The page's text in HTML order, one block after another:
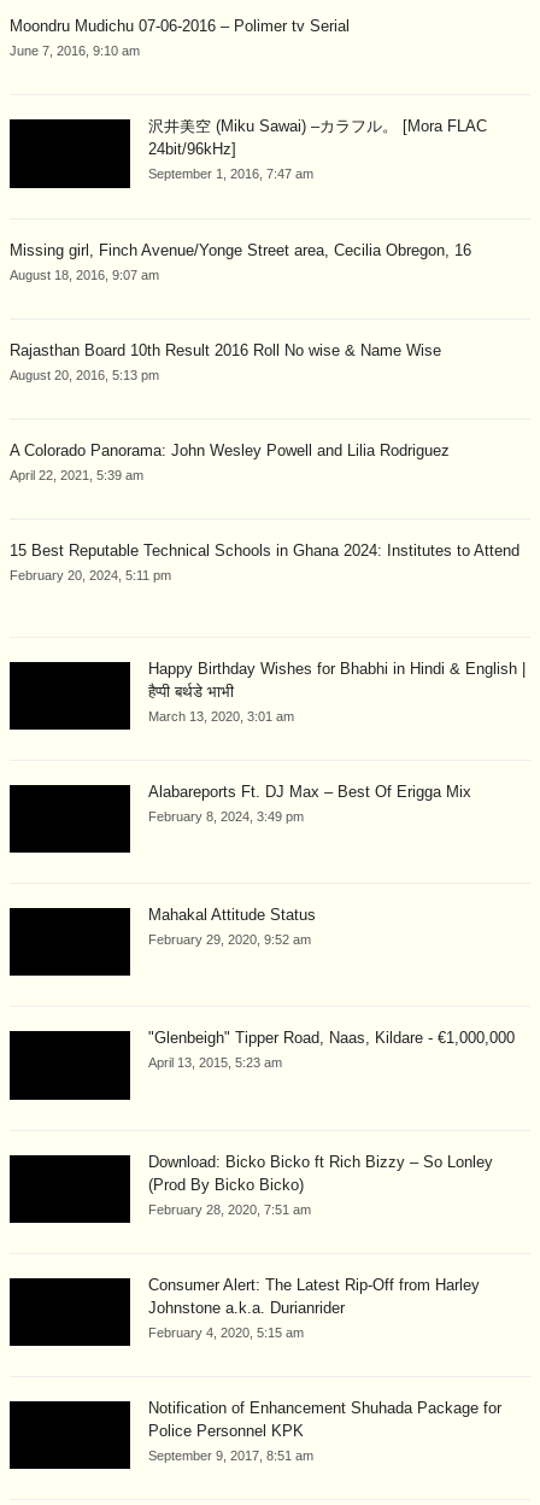
Moondru Mudichu 07-06-2016 – Polimer tv Serial
June 7, 2016, 9:10 am
沢井美空 (Miku Sawai) –カラフル。 [Mora FLAC
24bit/96kHz]
September 1, 2016, 7:47 am
Missing girl, Finch Avenue/Yonge Street area, Cecilia Obregon, 16
August 18, 2016, 9:07 am
Rajasthan Board 10th Result 2016 Roll No wise & Name Wise
August 20, 2016, 5:13 pm
A Colorado Panorama: John Wesley Powell and Lilia Rodriguez
April 22, 2021, 5:39 am
15 Best Reputable Technical Schools in Ghana 2024: Institutes to Attend
February 20, 2024, 5:11 pm
Happy Birthday Wishes for Bhabhi in Hindi & English |
हैप्पी बर्थडे भाभी
March 13, 2020, 3:01 am
Alabareports Ft. DJ Max – Best Of Erigga Mix
February 8, 2024, 3:49 pm
Mahakal Attitude Status
February 29, 2020, 9:52 am
"Glenbeigh" Tipper Road, Naas, Kildare - €1,000,000
April 13, 2015, 5:23 am
Download: Bicko Bicko ft Rich Bizzy – So Lonley
(Prod By Bicko Bicko)
February 28, 2020, 7:51 am
Consumer Alert: The Latest Rip-Off from Harley
Johnstone a.k.a. Durianrider
February 4, 2020, 5:15 am
Notification of Enhancement Shuhada Package for
Police Personnel KPK
September 9, 2017, 8:51 am